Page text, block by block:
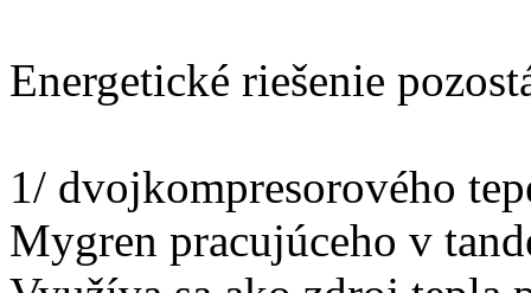
Energetické riešenie
1/ dvojkompresorového
Mygren pracujúceho v